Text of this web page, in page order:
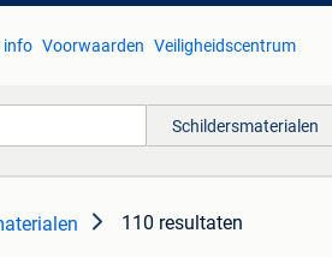
info Voorwaarden Veiligheidscentrum
Schildersmaterialen
110 resultaten